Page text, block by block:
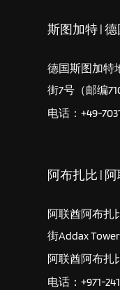
斯图加特 | 德
德国斯图加特
街7号（邮编
电话：+49-
阿布扎比 |
阿联酋阿布扎
街Addax
阿联酋阿布扎
电话：+971-